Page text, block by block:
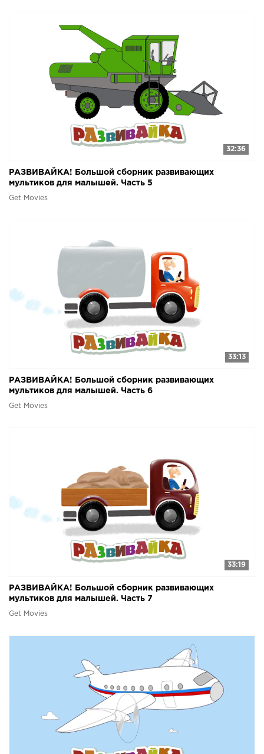
32:36
РАЗВИВАЙКА! Большой сборник развивающих
мультиков для малышей. Часть 5
Get Movies
33:13
РАЗВИВАЙКА! Большой сборник развивающих
мультиков для малышей. Часть 6
Get Movies
33:19
РАЗВИВАЙКА! Большой сборник развивающих
мультиков для малышей. Часть 7
Get Movies